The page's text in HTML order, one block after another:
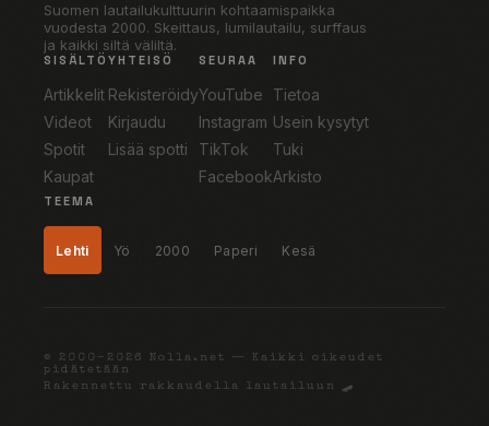
Suomen lautailukulttuurin kohtaamispaikka
vuodesta 2000. Skeittaus, lumilautailu, surffaus
ja kaikki siltä väliltä.
SISÄLTÖ
Artikkelit
Videot
Spotit
Kaupat
YHTEISÖ
Rekisteröidy
Kirjaudu
Lisää spotti
SEURAA
YouTube
Instagram
TikTok
Facebook
INFO
Tietoa
Usein kysytyt
Tuki
Arkisto
TEEMA
Lehti Yö 2000 Paperi Kesä
© 2000–2026 Nolla.net — Kaikki oikeudet
pidätetään
Rakennettu rakkaudella lautailuun 🛹